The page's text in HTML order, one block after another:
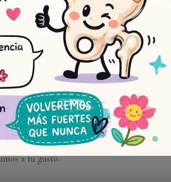
en
ofrecerte en nuestra
Si quieres un ramo
a tu gusto.